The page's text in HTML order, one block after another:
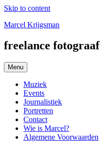
Skip to content
Marcel Krijgsman
freelance fotograaf
Menu
Muziek
Events
Journalistiek
Portretten
Contact
Wie is Marcel?
Algemene Voorwaarden